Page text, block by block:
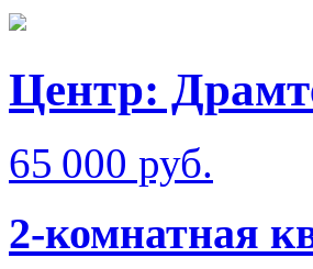
Центр:
65 000 руб.
2-комнатная